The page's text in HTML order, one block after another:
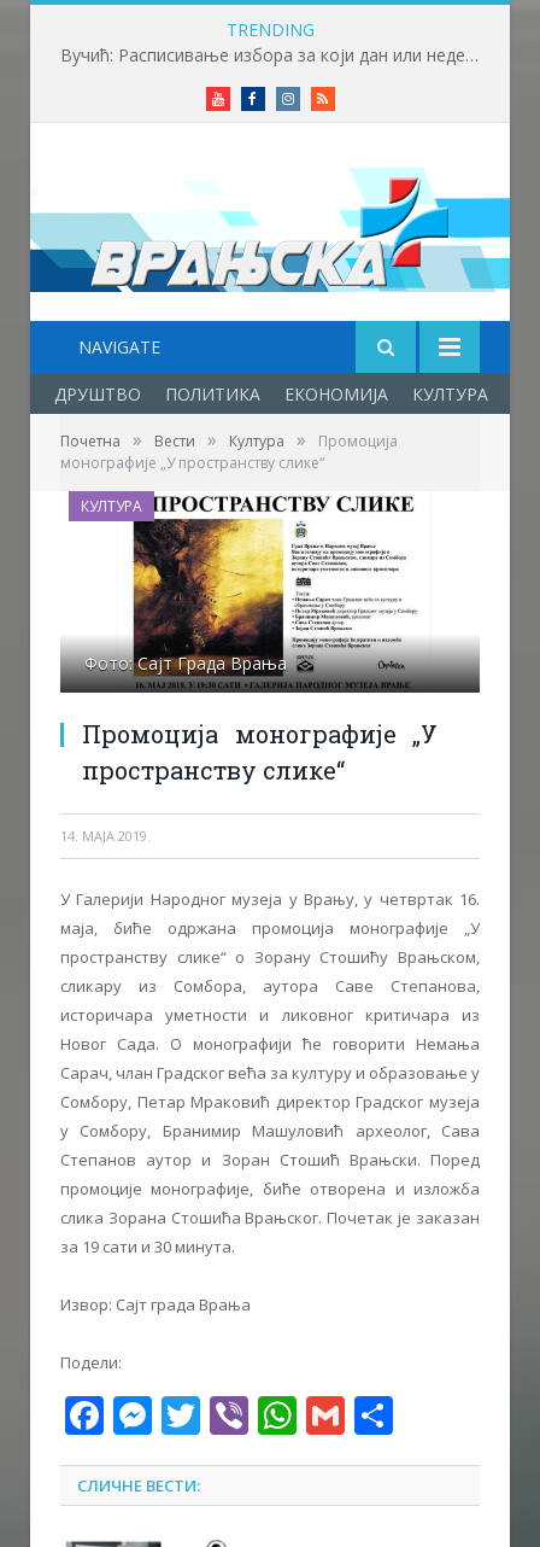
TRENDING
Вучић: Расписивање избора за који дан или недељу
YoutubeFacebookInstagram
RSS
NAVIGATE
ДРУШТВО ПОЛИТИКА ЕКОНОМИЈА КУЛТУРА
Почетна » Вести » Култура »
Промоција
монографије „У пространству слике“
Фото: Сајт Града Врања
Промоција монографије „У
пространству слике“
14. МАЈА 2019.
КУЛТУРА
У Галерији Народног музеја у Врању, у четвртак 16.
маја, биће одржана промоција монографије „У
пространству слике“ о Зорану Стошићу Врањском,
сликару из Сомбора, аутора Саве Степанова,
историчара уметности и ликовног критичара из
Новог Сада. О монографији ће говорити Немања
Сарач, члан Градског већа за културу и образовање у
Сомбору, Петар Мраковић директор Градског музеја
у Сомбору, Бранимир Машуловић археолог, Сава
Степанов аутор и Зоран Стошић Врањски. Поред
промоције монографије, биће отворена и изложба
слика Зорана Стошића Врањског. Почетак је заказан
за 19 сати и 30 минута.
Извор: Сајт града Врања
Подели:
Facebook
Messenger
Twitter
ViberWhatsApp
Gmail
СЛИЧНЕ ВЕСТИ: